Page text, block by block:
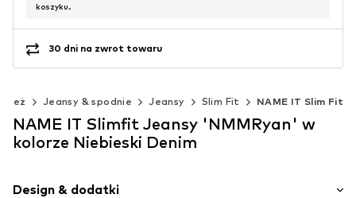
koszyku.
30 dni na zwrot towaru
Jeansy & spodnie Jeansy Slim Fit NAME IT Slim Fit
NAME IT Slimfit Jeansy 'NMMRyan' w
kolorze Niebieski Denim
Design & dodatki